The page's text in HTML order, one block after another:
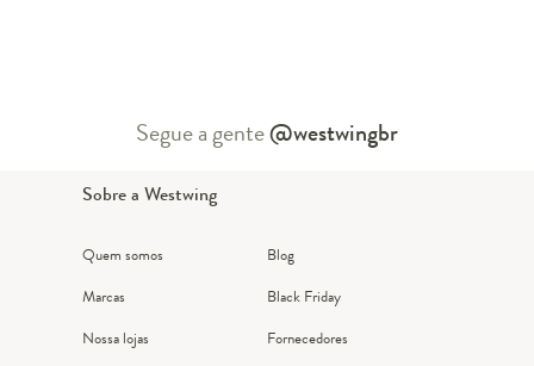
Segue a gente@westwingbr
Sobre a Westwing
Quem somos
Marcas
Nossa lojas
Blog
Black Friday
Fornecedores